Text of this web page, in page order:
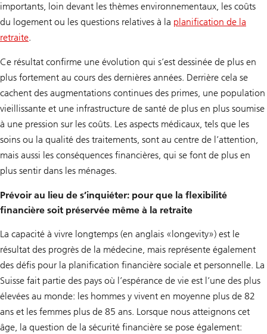
importants, loin devant les thèmes environnementaux, les coûts
du logement ou les questions relatives à la planification de la
retraite.
Ce résultat confirme une évolution qui s’est dessinée de plus en
plus fortement au cours des dernières années. Derrière cela se
cachent des augmentations continues des primes, une population
vieillissante et une infrastructure de santé de plus en plus soumise
à une pression sur les coûts. Les aspects médicaux, tels que les
soins ou la qualité des traitements, sont au centre de l’attention,
mais aussi les conséquences financières, qui se font de plus en
plus sentir dans les ménages.
Prévoir au lieu de s’inquiéter: pour que la flexibilité
financière soit préservée même à la retraite
La capacité à vivre longtemps (en anglais «longevity») est le
résultat des progrès de la médecine, mais représente également
des défis pour la planification financière sociale et personnelle. La
Suisse fait partie des pays où l’espérance de vie est l’une des plus
élevées au monde: les hommes y vivent en moyenne plus de 82
ans et les femmes plus de 85 ans. Lorsque nous atteignons cet
âge, la question de la sécurité financière se pose également: